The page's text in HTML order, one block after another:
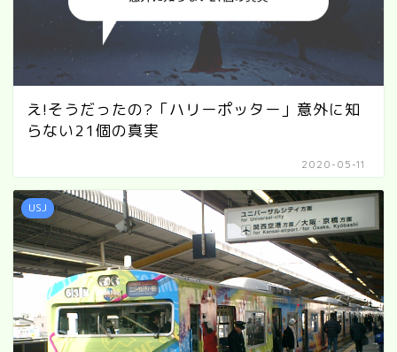
え!そうだったの?「ハリーポッター」意外に知
らない21個の真実
2020-05-11
USJ